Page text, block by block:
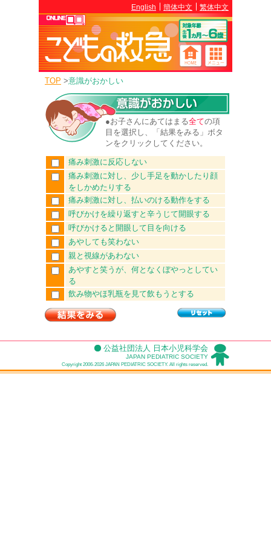
English 簡体中文 繁体中文
TOP >意識がおかしい
●お子さんにあてはまる全ての項
目を選択し、「結果をみる」ボタ
ンをクリックしてください。
痛み刺激に反応しない
痛み刺激に対し、少し手足を動かしたり顔
をしかめたりする
痛み刺激に対し、払いのける動作をする
呼びかけを繰り返すと辛うじて開眼する
呼びかけると開眼して目を向ける
あやしても笑わない
親と視線があわない
あやすと笑うが、何となくぼやっとしてい
る
飲み物やほ乳瓶を見て飲もうとする
公益社団法人 日本小児科学会
JAPAN PEDIATRIC SOCIETY
Copyright 2006-2026 JAPAN PEDIATRIC SOCIETY. All rights reserved.